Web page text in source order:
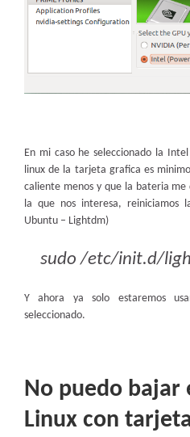
En mi caso he seleccionado la
linux de la tarjeta grafica es
caliente menos y que la bateria me
la que nos interesa, reiniciamos
Ubuntu – Lightdm)
sudo /etc/init.d/
Y ahora ya solo estaremos
seleccionado.
No puedo bajar
Linux con